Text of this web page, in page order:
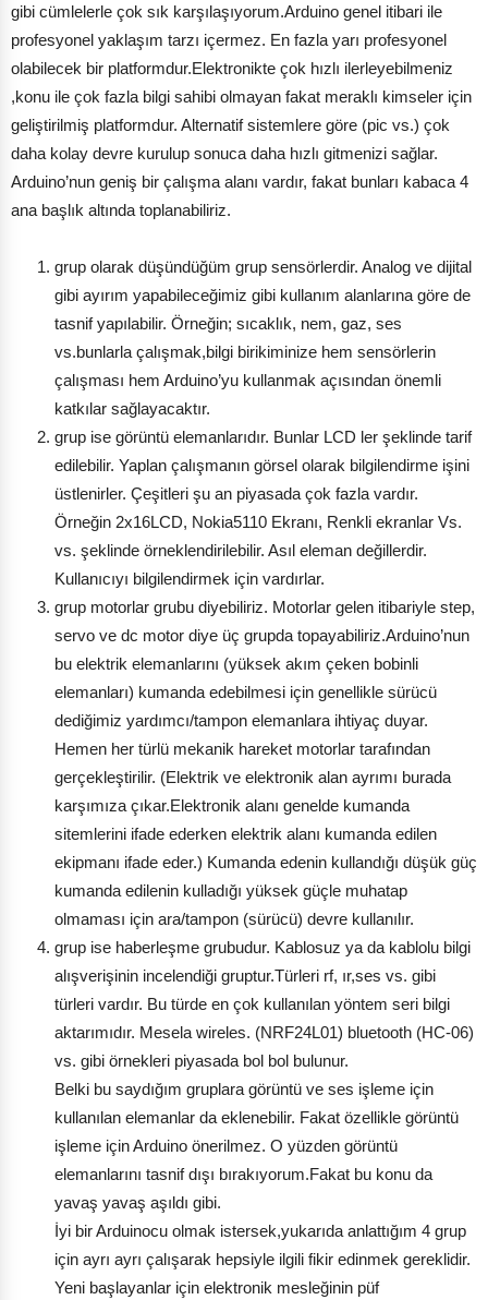
gibi cümlelerle çok sık karşılaşıyorum.Arduino genel itibari ile
profesyonel yaklaşım tarzı içermez. En fazla yarı profesyonel
olabilecek bir platformdur.Elektronikte çok hızlı ilerleyebilmeniz
,konu ile çok fazla bilgi sahibi olmayan fakat meraklı kimseler için
geliştirilmiş platformdur. Alternatif sistemlere göre (pic vs.) çok
daha kolay devre kurulup sonuca daha hızlı gitmenizi sağlar.
Arduino’nun geniş bir çalışma alanı vardır, fakat bunları kabaca 4
ana başlık altında toplanabiliriz.
grup olarak düşündüğüm grup sensörlerdir. Analog ve dijital
gibi ayırım yapabileceğimiz gibi kullanım alanlarına göre de
tasnif yapılabilir. Örneğin; sıcaklık, nem, gaz, ses
vs.bunlarla çalışmak,bilgi birikiminize hem sensörlerin
çalışması hem Arduino’yu kullanmak açısından önemli
katkılar sağlayacaktır.
grup ise görüntü elemanlarıdır. Bunlar LCD ler şeklinde tarif
edilebilir. Yaplan çalışmanın görsel olarak bilgilendirme işini
üstlenirler. Çeşitleri şu an piyasada çok fazla vardır.
Örneğin 2x16LCD, Nokia5110 Ekranı, Renkli ekranlar Vs.
vs. şeklinde örneklendirilebilir. Asıl eleman değillerdir.
Kullanıcıyı bilgilendirmek için vardırlar.
grup motorlar grubu diyebiliriz. Motorlar gelen itibariyle step,
servo ve dc motor diye üç grupda topayabiliriz.Arduino’nun
bu elektrik elemanlarını (yüksek akım çeken bobinli
elemanları) kumanda edebilmesi için genellikle sürücü
dediğimiz yardımcı/tampon elemanlara ihtiyaç duyar.
Hemen her türlü mekanik hareket motorlar tarafından
gerçekleştirilir. (Elektrik ve elektronik alan ayrımı burada
karşımıza çıkar.Elektronik alanı genelde kumanda
sitemlerini ifade ederken elektrik alanı kumanda edilen
ekipmanı ifade eder.) Kumanda edenin kullandığı düşük güç
kumanda edilenin kulladığı yüksek güçle muhatap
olmaması için ara/tampon (sürücü) devre kullanılır.
grup ise haberleşme grubudur. Kablosuz ya da kablolu bilgi
alışverişinin incelendiği gruptur.Türleri rf, ır,ses vs. gibi
türleri vardır. Bu türde en çok kullanılan yöntem seri bilgi
aktarımıdır. Mesela wireles. (NRF24L01) bluetooth (HC-06)
vs. gibi örnekleri piyasada bol bol bulunur.
Belki bu saydığım gruplara görüntü ve ses işleme için
kullanılan elemanlar da eklenebilir. Fakat özellikle görüntü
işleme için Arduino önerilmez. O yüzden görüntü
elemanlarını tasnif dışı bırakıyorum.Fakat bu konu da
yavaş yavaş aşıldı gibi.
İyi bir Arduinocu olmak istersek,yukarıda anlattığım 4 grup
için ayrı ayrı çalışarak hepsiyle ilgili fikir edinmek gereklidir.
Yeni başlayanlar için elektronik mesleğinin püf